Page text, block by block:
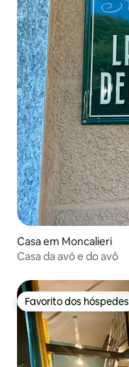
Casa em Moncalieri
Casa da avó e do avô
Favorito dos hóspedes
Favorito dos hóspedes